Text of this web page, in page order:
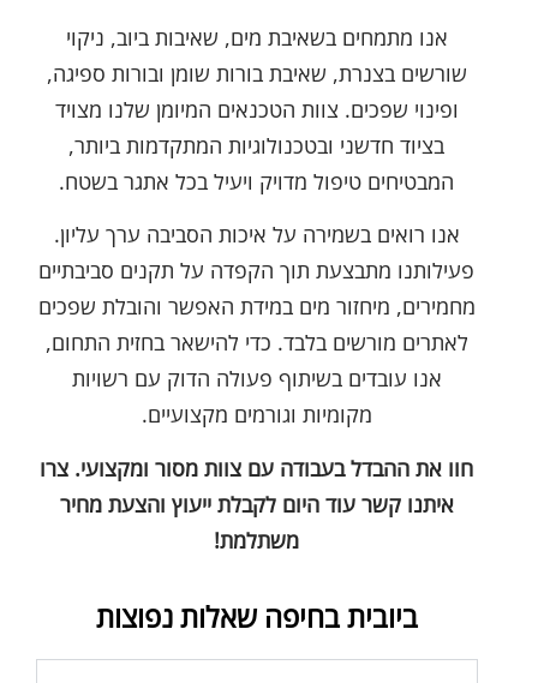
אנו מתמחים בשאיבת מים, שאיבות ביוב, ניקוי
שורשים בצנרת, שאיבת בורות שומן ובורות ספיגה,
ופינוי שפכים. צוות הטכנאים המיומן שלנו מצויד
בציוד חדשני ובטכנולוגיות המתקדמות ביותר,
המבטיחים טיפול מדויק ויעיל בכל אתגר בשטח.
אנו רואים בשמירה על איכות הסביבה ערך עליון.
פעילותנו מתבצעת תוך הקפדה על תקנים סביבתיים
מחמירים, מיחזור מים במידת האפשר והובלת שפכים
לאתרים מורשים בלבד. כדי להישאר בחזית התחום,
אנו עובדים בשיתוף פעולה הדוק עם רשויות
מקומיות וגורמים מקצועיים.
חוו את ההבדל בעבודה עם צוות מסור ומקצועי. צרו
איתנו קשר עוד היום לקבלת ייעוץ והצעת מחיר
משתלמת!
ביובית בחיפה שאלות נפוצות